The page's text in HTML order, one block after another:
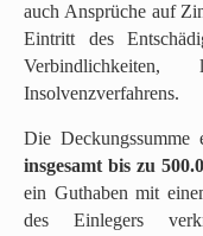
auch Ansprüche auf
Eintritt des
Insolvenzverfahrens.
Die Deckungssumme
insgesamt bis zu
ein Guthaben mit
des Einlegers